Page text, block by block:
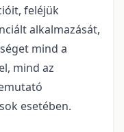
feléjük
alkalmazását,
mind a
mind az
esetében.